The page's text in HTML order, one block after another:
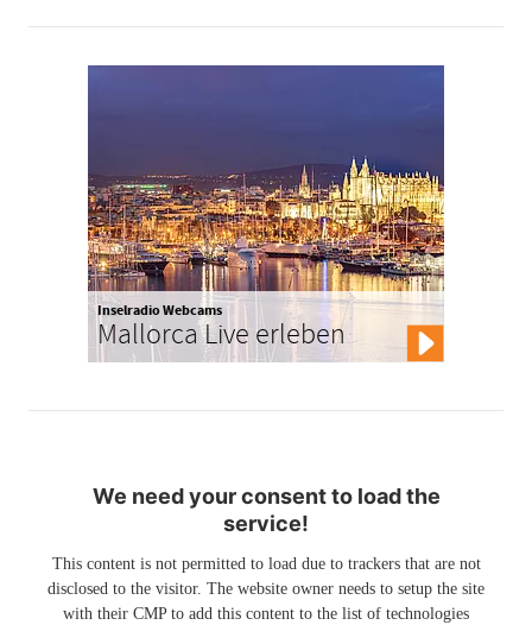
Inselradio Webcams
Mallorca Live erleben
We need your consent to load the
service!
This content is not permitted to load due to trackers that are not
disclosed to the visitor. The website owner needs to setup the site
with their CMP to add this content to the list of technologies